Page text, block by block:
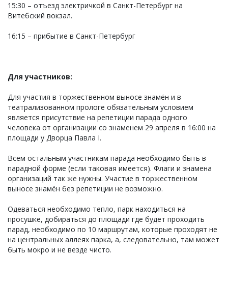
15:30 – отъезд электричкой в Санкт-Петербург на
Витебский вокзал.
16:15 – прибытие в Санкт-Петербург
Для участников:
Для участия в торжественном выносе знамён и в
театрализованном прологе обязательным условием
является присутствие на репетиции парада одного
человека от организации со знаменем 29 апреля в 16:00 на
площади у Дворца Павла I.
Всем остальным участникам парада необходимо быть в
парадной форме (если таковая имеется). Флаги и знамена
организаций так же нужны. Участие в торжественном
выносе знамён без репетиции не возможно.
Одеваться необходимо тепло, парк находиться на
просушке, добираться до площади где будет проходить
парад, необходимо по 10 маршрутам, которые проходят не
на центральных аллеях парка, а, следовательно, там может
быть мокро и не везде чисто.